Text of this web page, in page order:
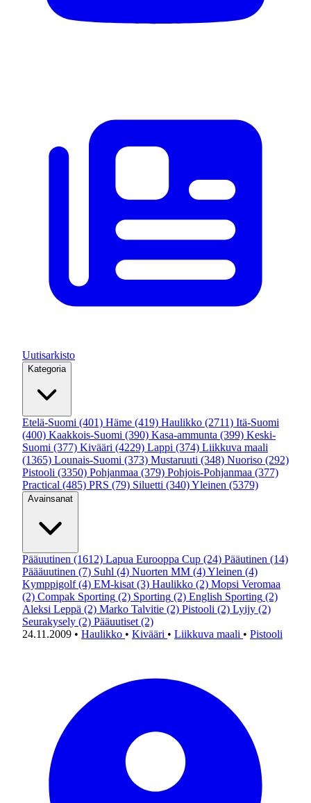
Uutisarkisto
Kategoria
Etelä-Suomi (401) Häme (419) Haulikko (2711) Itä-Suomi
(400) Kaakkois-Suomi (390) Kasa-ammunta (399) Keski-
Suomi (377) Kivääri (4229) Lappi (374) Liikkuva maali
(1365) Lounais-Suomi (373) Mustaruuti (348) Nuoriso (292)
Pistooli (3350) Pohjanmaa (379) Pohjois-Pohjanmaa (377)
Practical (485) PRS (79) Siluetti (340)Yleinen (5379)
Avainsanat
Pääuutinen (1612) Lapua Eurooppa Cup (24) Pääutinen (14)
Päääuutinen (7) Suhl (4) Nuorten MM (4)Yleinen (4)
Kymppigolf (4) EM-kisat (3) Haulikko (2) Mopsi Veromaa
(2) Compak Sporting (2) Sporting (2) English Sporting (2)
Aleksi Leppä (2) Marko Talvitie (2) Pistooli (2) Lyijy (2)
Seurakysely (2) Pääuutiset (2)
24.11.2009 • Haulikko • Kivääri • Liikkuva maali • Pistooli